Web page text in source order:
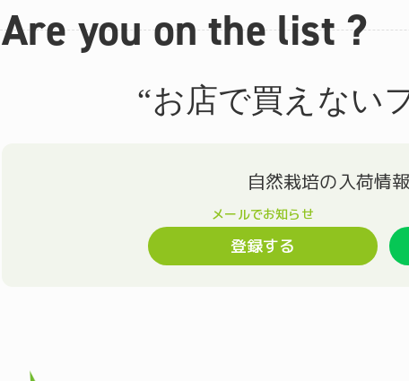
Are you on the list ?
“お店で買えない
登録する